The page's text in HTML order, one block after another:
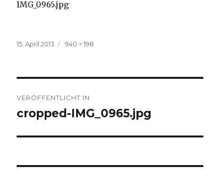
IMG_0965.jpg
Veröffentlicht
15. April 2013
Volle
940 × 198
VERÖFFENTLICHT IN
cropped-IMG_0965.jpg